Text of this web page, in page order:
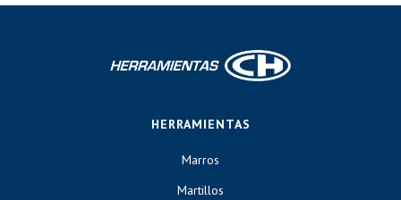
HERRAMIENTAS
Marros
Martillos